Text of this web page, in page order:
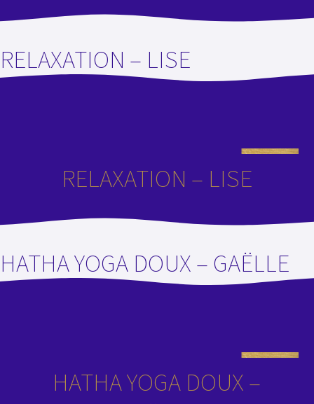
RELAXATION – LISE
RELAXATION – LISE
HATHA YOGA DOUX – GAËLLE
HATHA YOGA DOUX –